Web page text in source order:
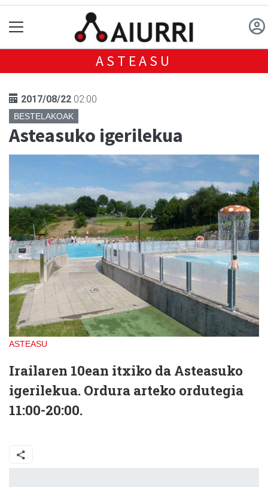
ASTEASU
2017/08/22 02:00
BESTELAKOAK
Asteasuko igerilekua
ASTEASU
Irailaren 10ean itxiko da Asteasuko
igerilekua. Ordura arteko ordutegia
11:00-20:00.